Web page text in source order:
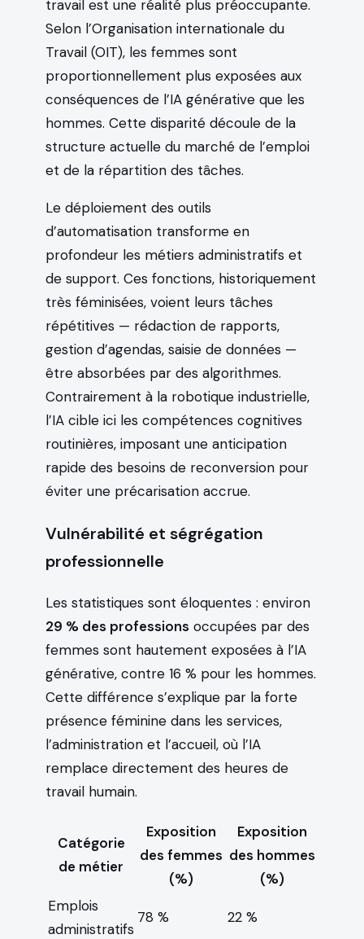
travail est une réalité plus préoccupante.
Selon l’Organisation internationale du
Travail (OIT), les femmes sont
proportionnellement plus exposées aux
conséquences de l’IA générative que les
hommes. Cette disparité découle de la
structure actuelle du marché de l’emploi
et de la répartition des tâches.
Le déploiement des outils
d’automatisation transforme en
profondeur les métiers administratifs et
de support. Ces fonctions, historiquement
très féminisées, voient leurs tâches
répétitives — rédaction de rapports,
gestion d’agendas, saisie de données —
être absorbées par des algorithmes.
Contrairement à la robotique industrielle,
l’IA cible ici les compétences cognitives
routinières, imposant une anticipation
rapide des besoins de reconversion pour
éviter une précarisation accrue.
Vulnérabilité et ségrégation
professionnelle
Les statistiques sont éloquentes : environ
29 % des professions occupées par des
femmes sont hautement exposées à l’IA
générative, contre 16 % pour les hommes.
Cette différence s’explique par la forte
présence féminine dans les services,
l’administration et l’accueil, où l’IA
remplace directement des heures de
travail humain.
Catégorie
de métier
Exposition
des femmes
(%)
Exposition
des hommes
(%)
Emplois
administratifs
78 % 22 %